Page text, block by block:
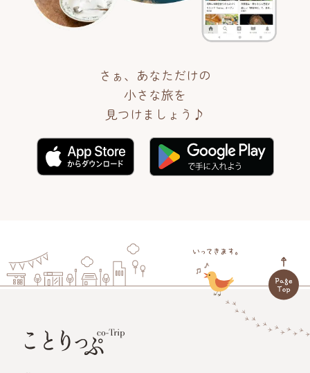
さぁ、あなただけの
小さな旅を
見つけましょう♪